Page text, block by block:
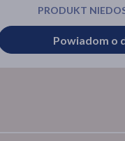
PRODUKT
Powiadom o